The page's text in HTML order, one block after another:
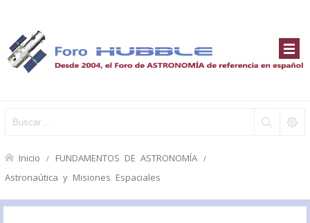
Inicio FUNDAMENTOS DE ASTRONOMÍA
Astronaútica y Misiones Espaciales